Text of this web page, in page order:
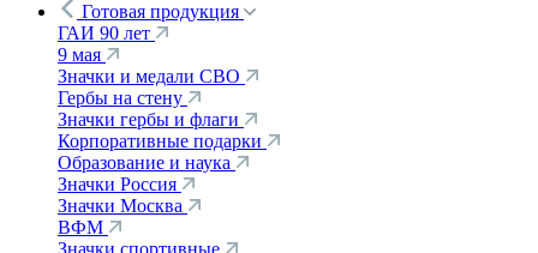
Готовая продукция
ГАИ 90 лет
9 мая
Значки и медали СВО
Гербы на стену
Значки гербы и флаги
Корпоративные подарки
Образование и наука
Значки Россия
Значки Москва
ВФМ
Значки спортивные